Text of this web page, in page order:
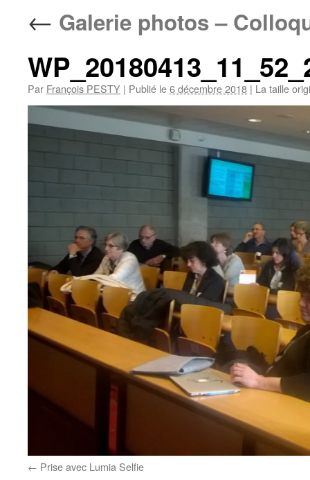
← Galerie photos –
Par François PESTY | Publié le6 décembre 2018 | La taille
Prise avec Lumia Selfie